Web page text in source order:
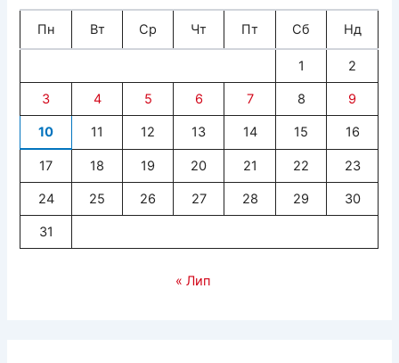
Пн Вт Ср Чт Пт Сб Нд
1 2
3 4 5 6 7 8 9
10 11 12 13 14 15 16
17 18 19 20 21 22 23
24 25 26 27 28 29 30
31
« Лип